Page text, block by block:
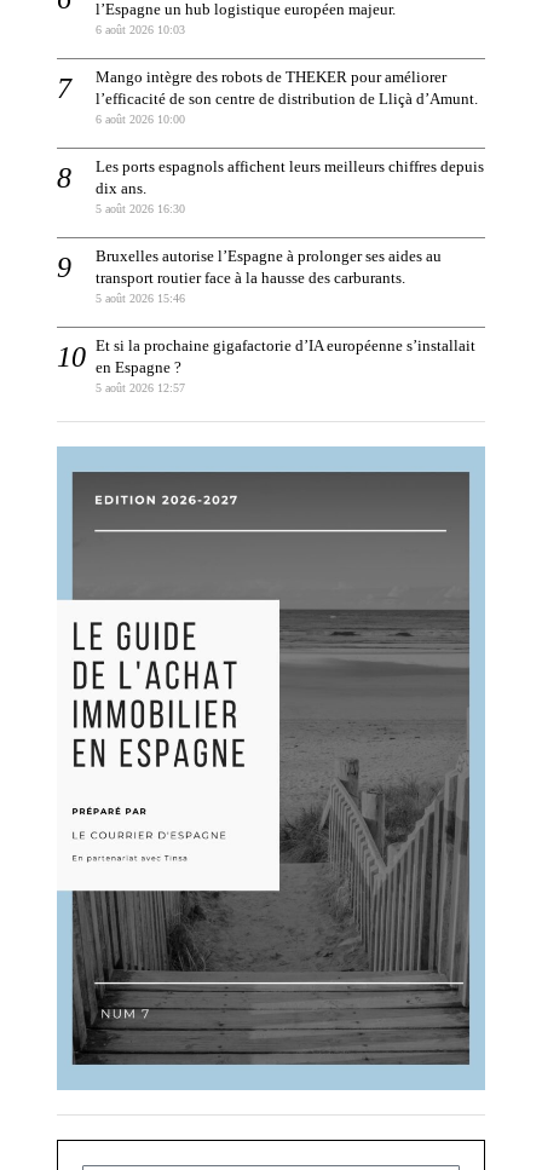
l’Espagne un hub logistique européen majeur.
6 août 2026 10:03
Mango intègre des robots de THEKER pour améliorer
l’efficacité de son centre de distribution de Lliçà d’Amunt.
6 août 2026 10:00
Les ports espagnols affichent leurs meilleurs chiffres depuis
dix ans.
5 août 2026 16:30
Bruxelles autorise l’Espagne à prolonger ses aides au
transport routier face à la hausse des carburants.
5 août 2026 15:46
Et si la prochaine gigafactorie d’IA européenne s’installait
en Espagne ?
5 août 2026 12:57